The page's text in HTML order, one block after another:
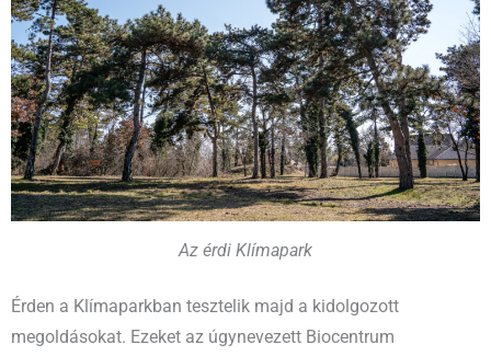
Az érdi Klímapark
Érden a Klímaparkban tesztelik majd a kidolgozott
megoldásokat. Ezeket az úgynevezett Biocentrum